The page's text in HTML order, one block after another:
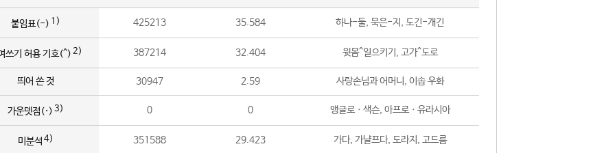
붙임표(-) 1) 425213 35.584 하나-둘, 묵은-지, 도긴-개긴
쓰기 허용 기호(^) 2) 387214 32.404 윗몸^일으키기, 고가^도로
띄어 쓴 것 30947 2.59 사랑손님과 어머니, 이솝 우화
가운뎃점(·) 3) 0 0 앵글로ㆍ색슨, 아프로ㆍ유라시아
미분석 4) 351588 29.423 가다, 가냘프다, 도라지, 고드름